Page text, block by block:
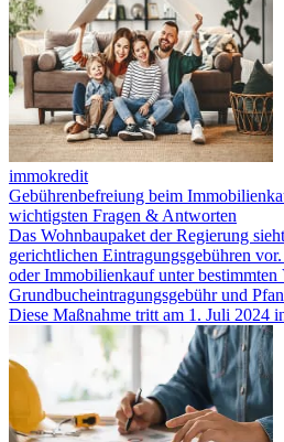
immokredit
Gebührenbefreiung beim
wichtigsten Fragen & Antworten
Das Wohnbaupaket der Regierung
gerichtlichen Eintragungsgebühren
oder Immobilienkauf unter bestimmten
Grundbucheintragungsgebühr und
Diese Maßnahme tritt am 1. Juli 2024